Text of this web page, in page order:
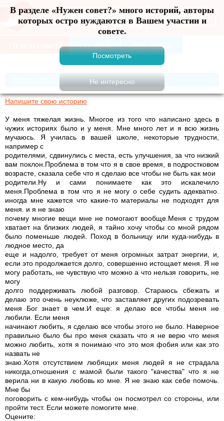
В разделе «Нужен совет?» много историй, авторы
которых остро нуждаются в Вашем участии и
совете.
Меню
Нужен совет?
Напишите свою историю
У меня тяжелая жизнь. Многое из того что написано здесь в
чужих историях было и у меня. Мне много лет и я всю жизнь
мучаюсь. Я училась в вашей школе, некоторые трудности,
например с
родителями, сдвинулись с места, есть улучшения, за что низкий
вам поклон.Проблема в том что я в свое время, в подростковом
возрасте, сказала себе что я сделаю все чтобы не быть как мои
родители.Ну и сами понимаете как это искалечило
меня.Проблема в том что я не могу о себе судить адекватно.
иногда мне кажется что какие-то материалы не подходят для
меня. и я не знаю
почему многие вещи мне не помогают вообще.Меня с трудом
хватает на близких людей, я тайно хочу чтобы со мной рядом
было поменьше людей. Поход в больницу или куда-нибудь в
людное место, да
еще и надолго, требует от меня огромных затрат энергии, и,
если это продолжается долго, совершенно истощает меня. Я не
могу работать, не чувствую что можно а что нельзя говорить, не
могу
долго поддерживать любой разговор. Стараюсь сбежать и
делаю это очень неуклюже, что заставляет других подозревать
меня Бог знает в чем.И еще: я делаю все чтобы меня не
любили. Если меня
начинают любить, я сделаю все чтобы этого не было. Наверное
правильно было бы про меня сказать что я не верю что меня
можно любить, хотя я понимаю что это моя фобия или как это
назвать не
знаю.Хотя отсутствием любящих меня людей я не страдала
никогда,отношения с мамой были такого "качества" что я не
верила ни в какую любовь ко мне. Я не знаю как себе помочь.
Мне бы
поговорить с кем-нибудь чтобы он посмотрел со стороны, или
пройти тест. Если можете помогите мне.
Оцените: